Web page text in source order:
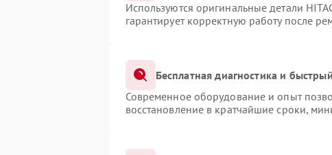
Используются оригинальные детали
гарантирует корректную работу после
Бесплатная диагностика и
Современное оборудование и опыт
восстановление в кратчайшие сроки,